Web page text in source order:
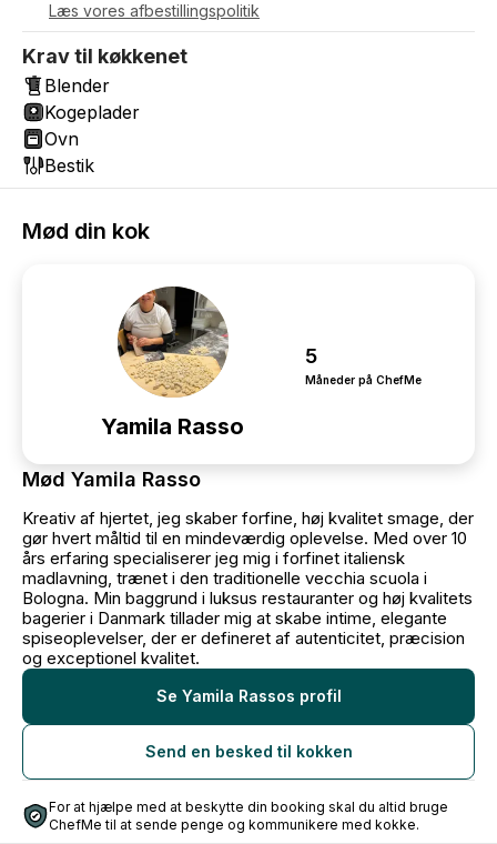
Læs vores afbestillingspolitik
Krav til køkkenet
Blender
Kogeplader
Ovn
Bestik
Mød din kok
Yamila Rasso
5
Måneder på ChefMe
Mød Yamila Rasso
Kreativ af hjertet, jeg skaber forfine, høj kvalitet smage, der
gør hvert måltid til en mindeværdig oplevelse. Med over 10
års erfaring specialiserer jeg mig i forfinet italiensk
madlavning, trænet i den traditionelle vecchia scuola i
Bologna. Min baggrund i luksus restauranter og høj kvalitets
bagerier i Danmark tillader mig at skabe intime, elegante
spiseoplevelser, der er defineret af autenticitet, præcision
og exceptionel kvalitet.
Se Yamila Rassos profil
Send en besked til kokken
For at hjælpe med at beskytte din booking skal du altid bruge
ChefMe til at sende penge og kommunikere med kokke.